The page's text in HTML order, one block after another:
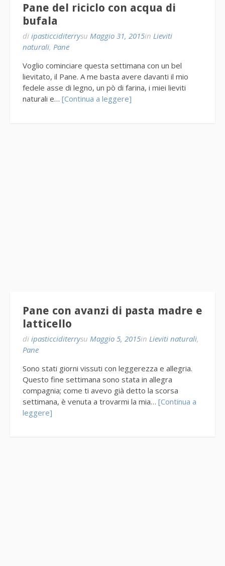
Pane del riciclo con acqua di
bufala
di ipasticciditerrysu Maggio 31, 2015in Lieviti
naturali, Pane
Voglio cominciare questa settimana con un bel
lievitato, il Pane. A me basta avere davanti il mio
fedele asse di legno, un pò di farina, i miei lieviti
naturali e… [Continua a leggere]
Pane con avanzi di pasta madre e
latticello
di ipasticciditerrysu Maggio 5, 2015in Lieviti naturali,
Pane
Sono stati giorni vissuti con leggerezza e allegria.
Questo fine settimana sono stata in allegra
compagnia; come ti avevo già detto la scorsa
settimana, è venuta a trovarmi la mia… [Continua a
leggere]